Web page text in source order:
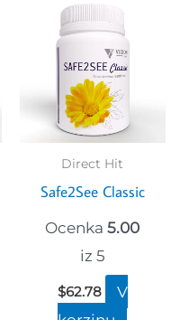
Direct Hit
Safe2See Classic
Ocenka5.00
iz 5
$62.78
V